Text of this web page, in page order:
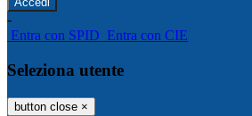
-
Entra con SPID Entra con CIE
Seleziona utente
button close ×